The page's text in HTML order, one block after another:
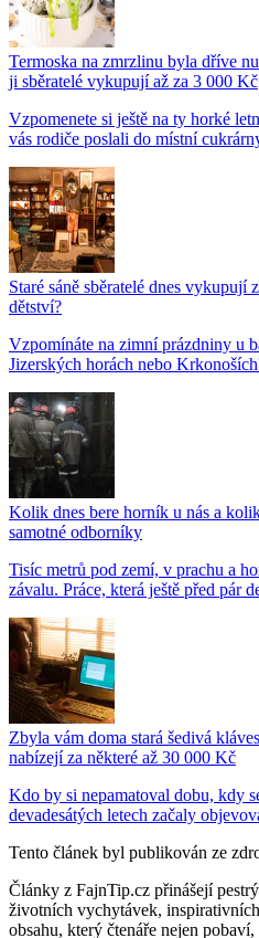
Termoska na zmrzlinu byla dříve
ji sběratelé vykupují až za 3 000 Kč
Vzpomenete si ještě na ty horké
vás rodiče poslali do místní
Staré sáně sběratelé dnes
dětství?
Vzpomínáte na zimní prázdniny u
Jizerských horách nebo
Kolik dnes bere horník u nás a
samotné odborníky
Tisíc metrů pod zemí, v prachu a
závalu. Práce, která ještě před pár
Zbyla vám doma stará šedivá
nabízejí za některé až 30 000 Kč
Kdo by si nepamatoval dobu, kdy
devadesátých letech začaly
Tento článek byl publikován ze
Články z FajnTip.cz přinášejí
životních vychytávek,
obsahu, který čtenáře nejen